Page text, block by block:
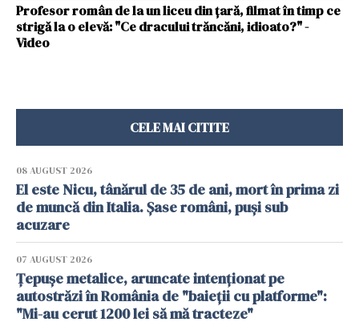
Profesor român de la un liceu din țară, filmat în timp ce
strigă la o elevă: "Ce dracului trăncăni, idioato?" -
Video
CELE MAI CITITE
08 AUGUST 2026
El este Nicu, tânărul de 35 de ani, mort în prima zi
de muncă din Italia. Șase români, puși sub
acuzare
07 AUGUST 2026
Țepușe metalice, aruncate intenționat pe
autostrăzi în România de "baieții cu platforme":
"Mi-au cerut 1200 lei să mă tracteze"